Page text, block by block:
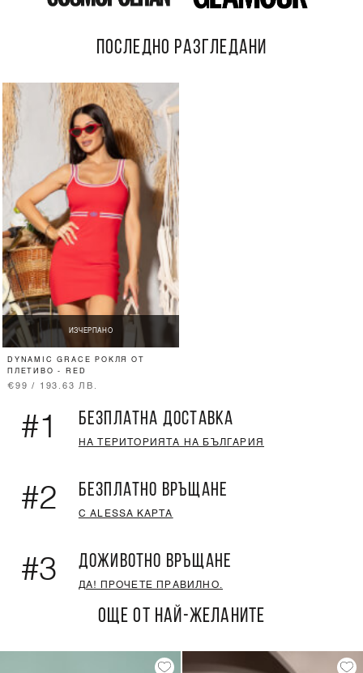
ПОСЛЕДНО РАЗГЛЕДАНИ
ИЗЧЕРПАНО
DYNAMIC GRACE РОКЛЯ ОТ
ПЛЕТИВО - RED
€99 / 193.63 ЛВ.
#1 БЕЗПЛАТНА ДОСТАВКА
НА ТЕРИТОРИЯТА НА БЪЛГАРИЯ
#2 БЕЗПЛАТНО ВРЪЩАНЕ
С ALESSA КАРТА
#3 ДОЖИВОТНО ВРЪЩАНЕ
ДА! ПРОЧЕТЕ ПРАВИЛНО.
ОЩЕ ОТ НАЙ-ЖЕЛАНИТЕ